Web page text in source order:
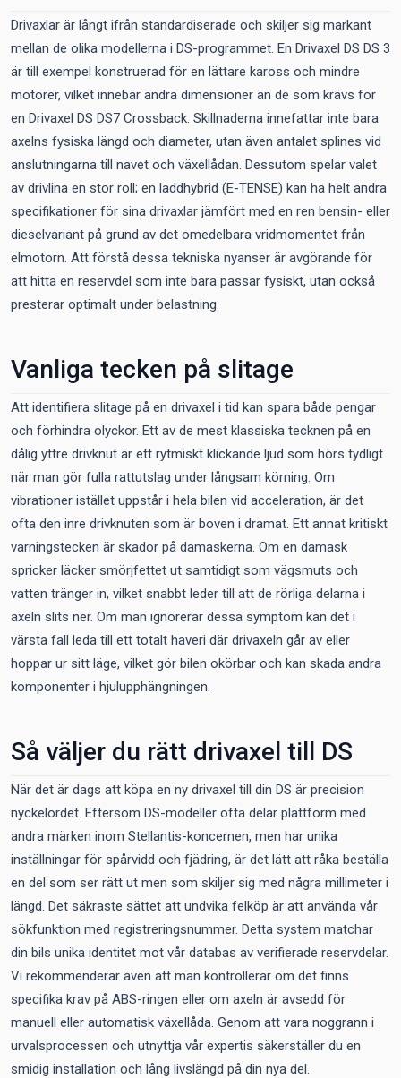
Drivaxlar är långt ifrån standardiserade och skiljer sig markant
mellan de olika modellerna i DS-programmet. En Drivaxel DS DS 3
är till exempel konstruerad för en lättare kaross och mindre
motorer, vilket innebär andra dimensioner än de som krävs för
en Drivaxel DS DS7 Crossback. Skillnaderna innefattar inte bara
axelns fysiska längd och diameter, utan även antalet splines vid
anslutningarna till navet och växellådan. Dessutom spelar valet
av drivlina en stor roll; en laddhybrid (E-TENSE) kan ha helt andra
specifikationer för sina drivaxlar jämfört med en ren bensin- eller
dieselvariant på grund av det omedelbara vridmomentet från
elmotorn. Att förstå dessa tekniska nyanser är avgörande för
att hitta en reservdel som inte bara passar fysiskt, utan också
presterar optimalt under belastning.
Vanliga tecken på slitage
Att identifiera slitage på en drivaxel i tid kan spara både pengar
och förhindra olyckor. Ett av de mest klassiska tecknen på en
dålig yttre drivknut är ett rytmiskt klickande ljud som hörs tydligt
när man gör fulla rattutslag under långsam körning. Om
vibrationer istället uppstår i hela bilen vid acceleration, är det
ofta den inre drivknuten som är boven i dramat. Ett annat kritiskt
varningstecken är skador på damaskerna. Om en damask
spricker läcker smörjfettet ut samtidigt som vägsmuts och
vatten tränger in, vilket snabbt leder till att de rörliga delarna i
axeln slits ner. Om man ignorerar dessa symptom kan det i
värsta fall leda till ett totalt haveri där drivaxeln går av eller
hoppar ur sitt läge, vilket gör bilen okörbar och kan skada andra
komponenter i hjulupphängningen.
Så väljer du rätt drivaxel till DS
När det är dags att köpa en ny drivaxel till din DS är precision
nyckelordet. Eftersom DS-modeller ofta delar plattform med
andra märken inom Stellantis-koncernen, men har unika
inställningar för spårvidd och fjädring, är det lätt att råka beställa
en del som ser rätt ut men som skiljer sig med några millimeter i
längd. Det säkraste sättet att undvika felköp är att använda vår
sökfunktion med registreringsnummer. Detta system matchar
din bils unika identitet mot vår databas av verifierade reservdelar.
Vi rekommenderar även att man kontrollerar om det finns
specifika krav på ABS-ringen eller om axeln är avsedd för
manuell eller automatisk växellåda. Genom att vara noggrann i
urvalsprocessen och utnyttja vår expertis säkerställer du en
smidig installation och lång livslängd på din nya del.